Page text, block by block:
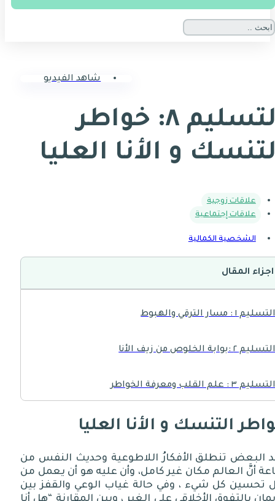
شاهد الفيديو
التسليم ٨: خواطر
و الأنا العليا
علاقات زوجية
علاقات إجتماعية
الشخصية الكمالية
اجزاء المقال
١ : مسار الترقي والهبوط
٢ :بوابة الخلوص من زيف الأنا
٣ : علم القلب ومعرفة الخواطر
٤ : حنو الروح على الجسد
٥: الباحثون عن القيمة
٦ : المشغول بتلميع صورته
التنسك و الأنا العليا
البعض تنطلق الأفكارُ اللاطوعية وحديث النفس من
أنَّ العالم مكان غير كامل، وأن عليه هو أن يعمل من
تحسين كل شيء ، وفي حالة غياب الوعي والقفز بين